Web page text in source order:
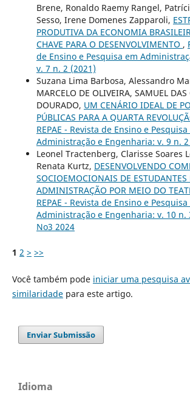
Brene, Ronaldo Raemy Rangel,
Sesso, Irene Domenes Zapparoli,
PRODUTIVA DA ECONOMIA
CHAVE PARA O DESENVOLVIMENTO ,
de Ensino e Pesquisa em
v. 7 n. 2 (2021)
Suzana Lima Barbosa, Alessandro
MARCELO DE OLIVEIRA, SAMUEL DAS
DOURADO, UM CENÁRIO IDEAL DE
PÚBLICAS PARA A QUARTA
REPAE - Revista de Ensino e Pesquisa
Administração e Engenharia: v. 9 n. 2
Leonel Tractenberg, Clarisse Soares
Renata Kurtz, DESENVOLVENDO
SOCIOEMOCIONAIS DE ESTUDANTES
ADMINISTRAÇÃO POR MEIO DO
REPAE - Revista de Ensino e Pesquisa
Administração e Engenharia: v. 10 n.
No3 2024
1 2 > >>
Você também pode iniciar uma pesquisa
similaridadepara este artigo.
Enviar Submissão
Idioma